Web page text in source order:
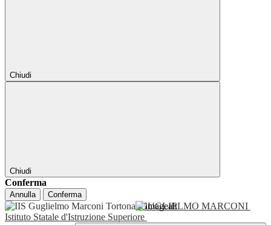
Chiudi
Chiudi
Conferma
Annulla Conferma
GUGLIELMO MARCONI
Istituto Statale d'Istruzione Superiore